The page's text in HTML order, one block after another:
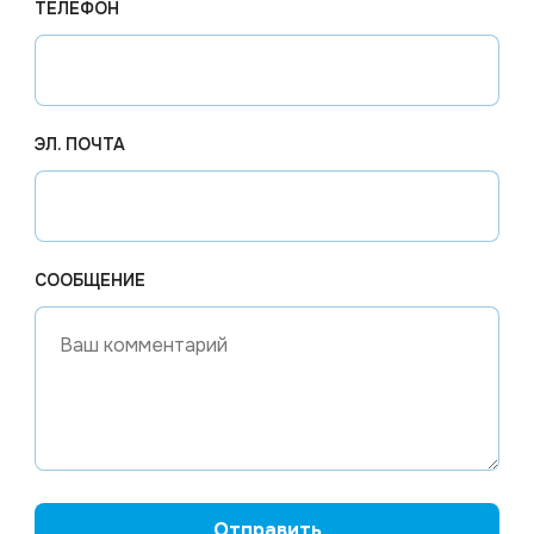
в прачечных и химчистках. Также незаменим
идентификацию, оптимизируя рабочие
Цена по запросу Цена
ТЕЛЕФОН
ЭЛ. ПОЧТА
СООБЩЕНИЕ